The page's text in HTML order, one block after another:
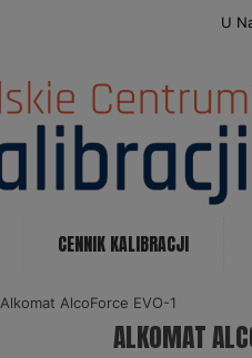
U
CENNIK KALIBRACJI
Alkomat AlcoForce EVO-1
ALKOMAT